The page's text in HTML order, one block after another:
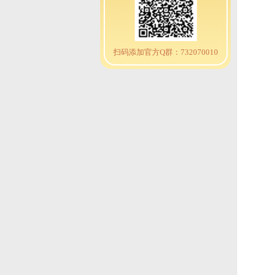
扫码添加官方Q群：732070010